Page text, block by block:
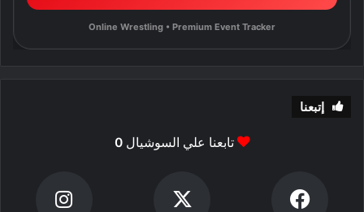
Online Wrestling • Premium Event Tracker
إتبعنا
تابعنا علي السوشيال0